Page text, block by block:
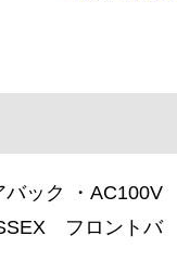
バック ・AC100V
フロントバ